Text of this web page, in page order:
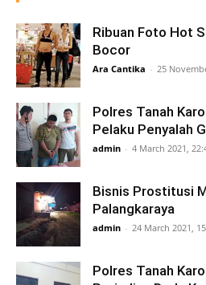
Ribuan Foto Hot
Bocor
Ara Cantika - 25
Polres Tanah
Pelaku Penyalah
admin - 4 March 2021,
Bisnis Prostitusi
Palangkaraya
admin - 24 March 2021,
Polres Tanah